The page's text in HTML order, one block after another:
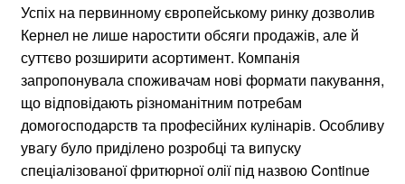
Успіх на первинному європейському ринку дозволив
Кернел не лише наростити обсяги продажів, але й
суттєво розширити асортимент. Компанія
запропонувала споживачам нові формати пакування,
що відповідають різноманітним потребам
домогосподарств та професійних кулінарів. Особливу
увагу було приділено розробці та випуску
спеціалізованої фритюрної олії під назвою Continue